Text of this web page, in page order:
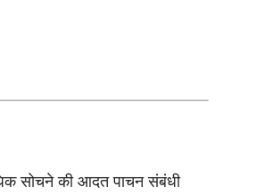
सोचने की आदत पाचन संबंधी